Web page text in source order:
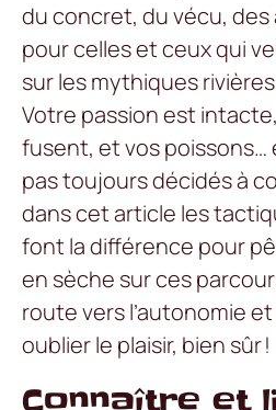
du concret, du vécu,
pour celles et ceux qui
sur les mythiques
Votre passion est
fusent, et vos poissons…
pas toujours décidés à
dans cet article les
font la différence pour
en sèche sur ces
route vers l’autonomie
oublier le plaisir, bien sûr !
Connaître et